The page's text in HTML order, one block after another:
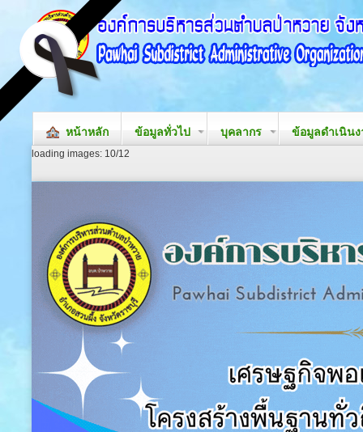
หน้าหลัก ข้อมูลทั่วไป บุคลากร ข้อมูลดำเนิน
loading images: 10/12